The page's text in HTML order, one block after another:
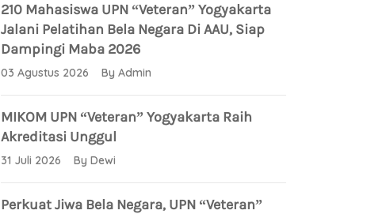
210 Mahasiswa UPN “Veteran” Yogyakarta
Jalani Pelatihan Bela Negara Di AAU, Siap
Dampingi Maba 2026
03 Agustus 2026 By Admin
MIKOM UPN “Veteran” Yogyakarta Raih
Akreditasi Unggul
31 Juli 2026 By Dewi
Perkuat Jiwa Bela Negara, UPN “Veteran”